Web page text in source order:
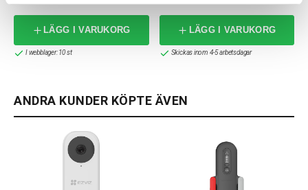
LÄGG I VARUKORG
I webblager: 10 st
LÄGG I VARUKORG
Skickas inom 4-5 arbetsdagar
ANDRA KUNDER KÖPTE ÄVEN